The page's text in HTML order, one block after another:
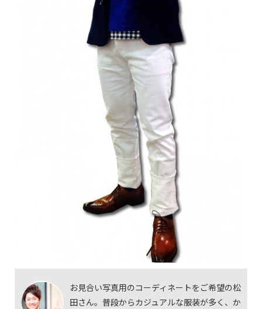
お見合い写真用のコーディネートをご希望の松
田さん。普段からカジュアルな服装が多く、か